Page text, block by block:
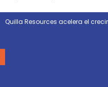
Quilla Resources acelera el